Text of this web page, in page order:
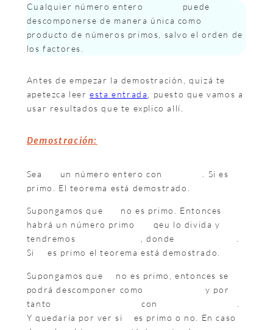
Cualquier número entero
puede
descomponerse de manera única como
producto de números primos, salvo el orden de
los factores.
Antes de empezar la demostración, quizá te
apetezca leeresta entrada
, puesto que vamos a
usar resultados que te explico allí.
Demostración:
Sea un número entero con
. Si es
primo. El teorema está demostrado.
Supongamos que
no es primo. Entonces
habrá un número primo
qeu lo divida y
tendremos
, donde
.
Si
es primo el teorema está demostrado.
Supongamos que
no es primo, entonces se
podrá descomponer como
y por
tanto
con
Y quedaría por ver si
es primo o no. En caso